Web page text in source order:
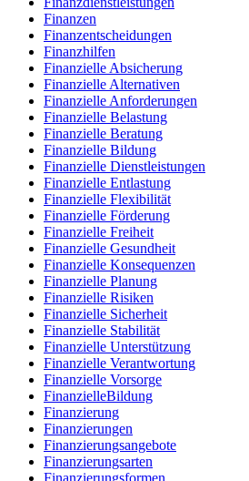
Finanzen
Finanzentscheidungen
Finanzhilfen
Finanzielle Absicherung
Finanzielle Alternativen
Finanzielle Anforderungen
Finanzielle Belastung
Finanzielle Beratung
Finanzielle Bildung
Finanzielle Dienstleistungen
Finanzielle Entlastung
Finanzielle Flexibilität
Finanzielle Förderung
Finanzielle Freiheit
Finanzielle Gesundheit
Finanzielle Konsequenzen
Finanzielle Planung
Finanzielle Risiken
Finanzielle Sicherheit
Finanzielle Stabilität
Finanzielle Unterstützung
Finanzielle Verantwortung
Finanzielle Vorsorge
FinanzielleBildung
Finanzierung
Finanzierungen
Finanzierungsangebote
Finanzierungsarten